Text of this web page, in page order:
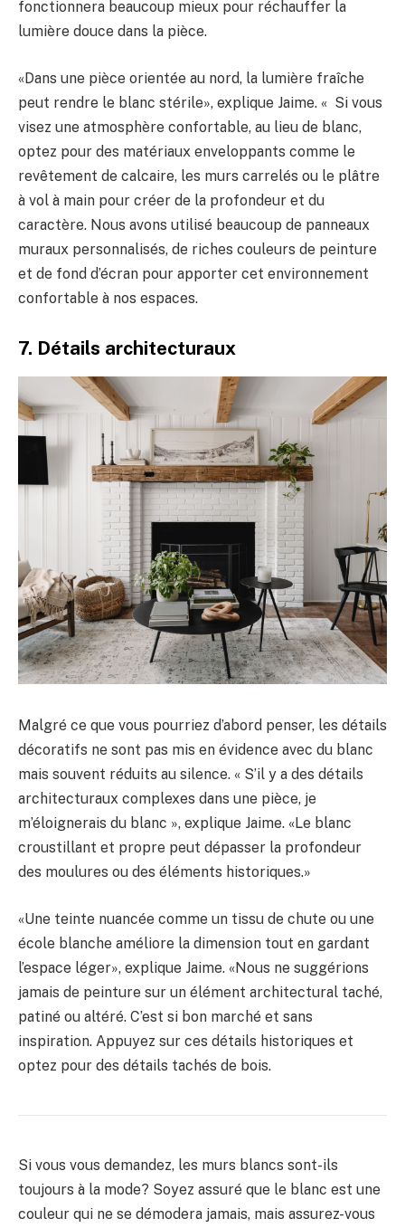
fonctionnera beaucoup mieux pour réchauffer la
lumière douce dans la pièce.
«Dans une pièce orientée au nord, la lumière fraîche
peut rendre le blanc stérile», explique Jaime. « Si vous
visez une atmosphère confortable, au lieu de blanc,
optez pour des matériaux enveloppants comme le
revêtement de calcaire, les murs carrelés ou le plâtre
à vol à main pour créer de la profondeur et du
caractère. Nous avons utilisé beaucoup de panneaux
muraux personnalisés, de riches couleurs de peinture
et de fond d’écran pour apporter cet environnement
confortable à nos espaces.
7. Détails architecturaux
Malgré ce que vous pourriez d’abord penser, les détails
décoratifs ne sont pas mis en évidence avec du blanc
mais souvent réduits au silence. « S’il y a des détails
architecturaux complexes dans une pièce, je
m’éloignerais du blanc », explique Jaime. «Le blanc
croustillant et propre peut dépasser la profondeur
des moulures ou des éléments historiques.»
«Une teinte nuancée comme un tissu de chute ou une
école blanche améliore la dimension tout en gardant
l’espace léger», explique Jaime. «Nous ne suggérions
jamais de peinture sur un élément architectural taché,
patiné ou altéré. C’est si bon marché et sans
inspiration. Appuyez sur ces détails historiques et
optez pour des détails tachés de bois.
Si vous vous demandez, les murs blancs sont-ils
toujours à la mode? Soyez assuré que le blanc est une
couleur qui ne se démodera jamais, mais assurez-vous